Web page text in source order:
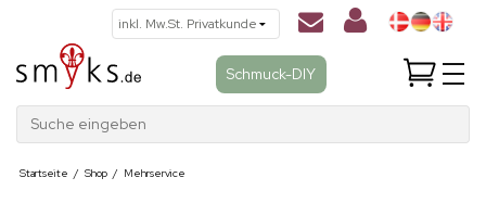
Schmuck-DIY
Suche eingeben
Startseite / Shop / Mehrservice